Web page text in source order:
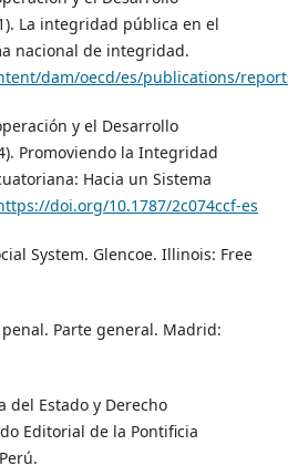
La integridad pública en el
nacional de integridad.
dam/oecd/es/publications/
y el Desarrollo
Promoviendo la Integridad
Hacia un Sistema
doi.org/10.1787/2c074ccf-es
System. Glencoe. Illinois: Free
penal. Parte general. Madrid:
del Estado y Derecho
Editorial de la Pontificia